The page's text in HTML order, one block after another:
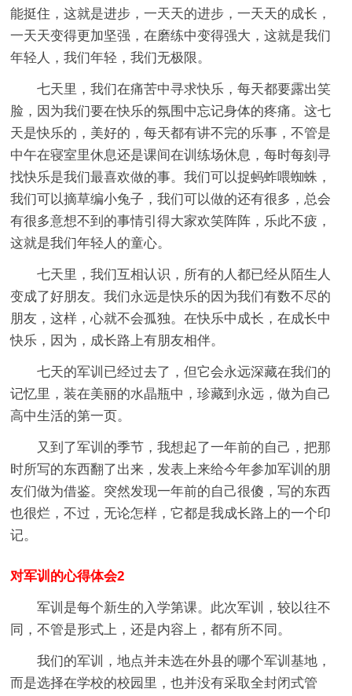
能挺住，这就是进步，一天天的进步，一天天的成长，
一天天变得更加坚强，在磨练中变得强大，这就是我们
年轻人，我们年轻，我们无极限。
七天里，我们在痛苦中寻求快乐，每天都要露出笑
脸，因为我们要在快乐的氛围中忘记身体的疼痛。这七
天是快乐的，美好的，每天都有讲不完的乐事，不管是
中午在寝室里休息还是课间在训练场休息，每时每刻寻
找快乐是我们最喜欢做的事。我们可以捉蚂蚱喂蜘蛛，
我们可以摘草编小兔子，我们可以做的还有很多，总会
有很多意想不到的事情引得大家欢笑阵阵，乐此不疲，
这就是我们年轻人的童心。
七天里，我们互相认识，所有的人都已经从陌生人
变成了好朋友。我们永远是快乐的因为我们有数不尽的
朋友，这样，心就不会孤独。在快乐中成长，在成长中
快乐，因为，成长路上有朋友相伴。
七天的军训已经过去了，但它会永远深藏在我们的
记忆里，装在美丽的水晶瓶中，珍藏到永远，做为自己
高中生活的第一页。
又到了军训的季节，我想起了一年前的自己，把那
时所写的东西翻了出来，发表上来给今年参加军训的朋
友们做为借鉴。突然发现一年前的自己很傻，写的东西
也很烂，不过，无论怎样，它都是我成长路上的一个印
记。
对军训的心得体会2
军训是每个新生的入学第课。此次军训，较以往不
同，不管是形式上，还是内容上，都有所不同。
我们的军训，地点并未选在外县的哪个军训基地，
而是选择在学校的校园里，也并没有采取全封闭式管